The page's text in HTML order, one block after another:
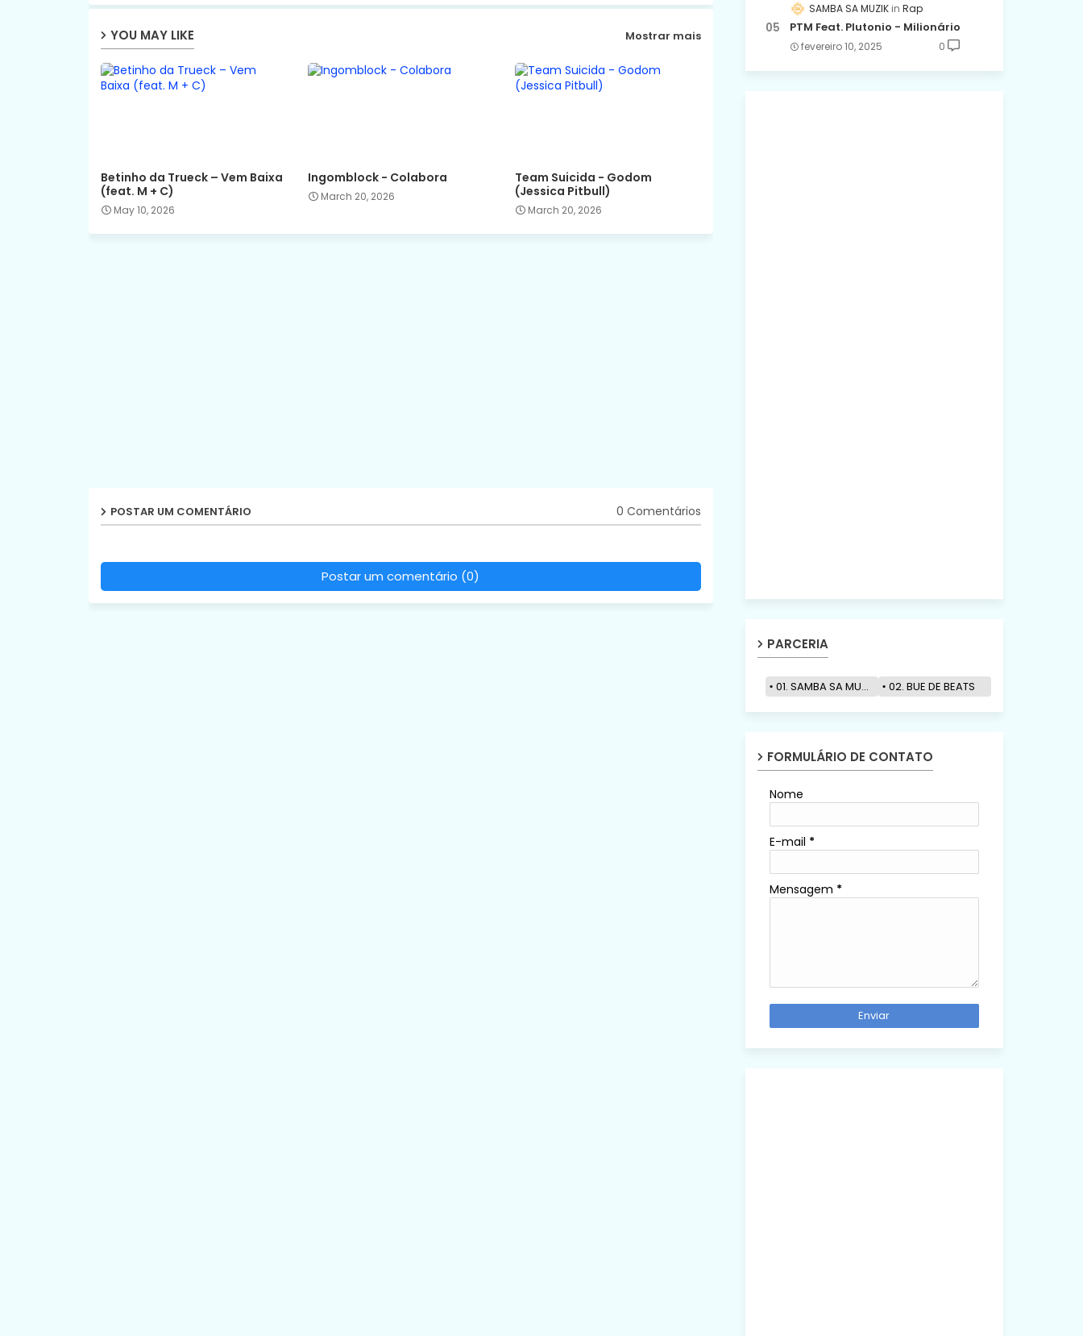
YOU MAY LIKE Mostrar mais
Betinho da Trueck – Vem Baixa
(feat. M + C)
May 10, 2026
Ingomblock - Colabora
March 20, 2026
Team Suicida - Godom
(Jessica Pitbull)
March 20, 2026
POSTAR UM COMENTÁRIO 0 Comentários
Postar um comentário (0)
SAMBA SA MUZIK Rap
PTM Feat. Plutonio - Milionário
fevereiro 10, 2025 0
PARCERIA
01. SAMBA SA MUZIK 02. BUE DE BEATS
FORMULÁRIO DE CONTATO
Nome
E-mail *
Mensagem *